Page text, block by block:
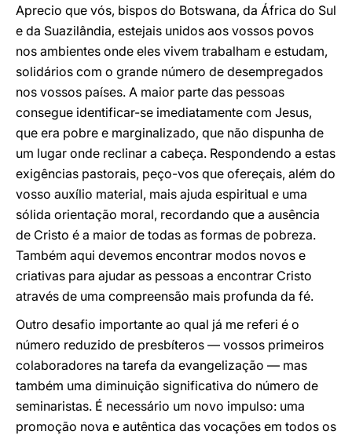
Aprecio que vós, bispos do Botswana, da África do Sul
e da Suazilândia, estejais unidos aos vossos povos
nos ambientes onde eles vivem trabalham e estudam,
solidários com o grande número de desempregados
nos vossos países. A maior parte das pessoas
consegue identificar-se imediatamente com Jesus,
que era pobre e marginalizado, que não dispunha de
um lugar onde reclinar a cabeça. Respondendo a estas
exigências pastorais, peço-vos que ofereçais, além do
vosso auxílio material, mais ajuda espiritual e uma
sólida orientação moral, recordando que a ausência
de Cristo é a maior de todas as formas de pobreza.
Também aqui devemos encontrar modos novos e
criativas para ajudar as pessoas a encontrar Cristo
através de uma compreensão mais profunda da fé.
Outro desafio importante ao qual já me referi é o
número reduzido de presbíteros — vossos primeiros
colaboradores na tarefa da evangelização — mas
também uma diminuição significativa do número de
seminaristas. É necessário um novo impulso: uma
promoção nova e autêntica das vocações em todos os